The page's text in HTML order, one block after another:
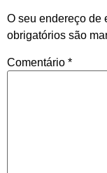
O seu endereço de
obrigatórios são
Comentário *